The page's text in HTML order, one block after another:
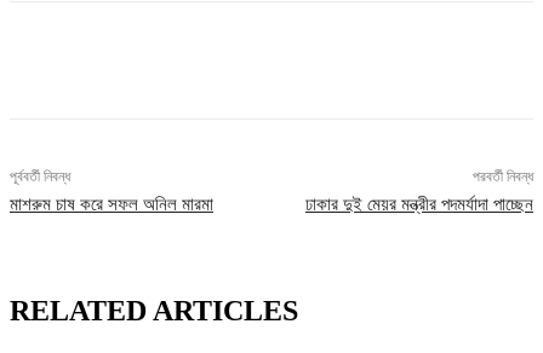
পূর্ববর্তী নিবন্ধ
মাশরুম চাষ করে সফল অনিল মারমা
পরবর্তী নিবন্ধ
ঢাকার দুই মেয়র মন্ত্রীর পদমর্যাদা পাচ্ছেন
RELATED ARTICLES